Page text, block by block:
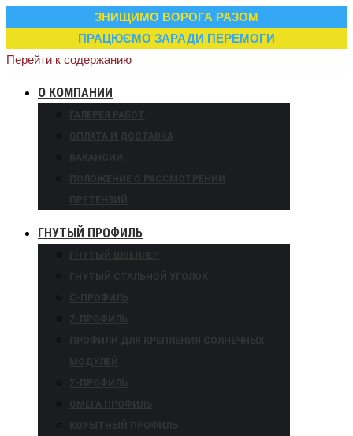
ЗНИЩИМО ВОРОГА РАЗОМ
ПРАЦЮЄМО ЗАРАДИ ПЕРЕМОГИ
Перейти к содержанию
О КОМПАНИИ
ГАЛЕРЕЯ РАБОТ
ОПЛАТА И ДОСТАВКА
ВАКАНСИИ
ПОЛОЖЕНИЕ О РАССМОТРЕНИИ
ПРЕТЕНЗИЙ
ГНУТЫЙ ПРОФИЛЬ
ГНУТЫЙ ШВЕЛЛЕР
ГНУТЫЙ СТАЛЬНОЙ УГОЛОК
С-ПРОФИЛЬ
Z-ПРОФИЛЬ
ПРОФИЛИ ДЛЯ КРЕПЛЕНИЯ СОЛНЕЧНЫХ
МОДУЛЕЙ
Σ-ПРОФИЛЬ
ОМЕГА ПРОФИЛЬ
КОРЫТНЫЙ ПРОФИЛЬ